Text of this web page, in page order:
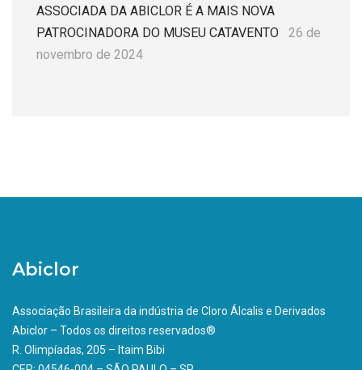
ASSOCIADA DA ABICLOR É A MAIS NOVA
PATROCINADORA DO MUSEU CATAVENTO
26 de
novembro de 2024
Abiclor
Associação Brasileira da indústria de Cloro Álcalis e Derivados
Abiclor – Todos os direitos reservados®
R. Olimpíadas, 205 – Itaim Bibi